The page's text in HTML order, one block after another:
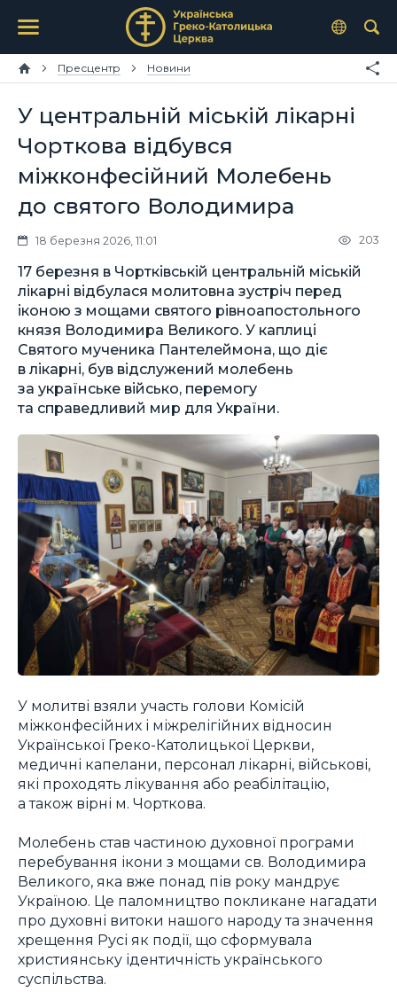
Пресцентр Новини
У центральній міській лікарні
Чорткова відбувся
міжконфесійний Молебень
до святого Володимира
18 березня 2026, 11:01 203
17 березня в Чортківській центральній міській
лікарні відбулася молитовна зустріч перед
іконою з мощами святого рівноапостольного
князя Володимира Великого. У каплиці
Святого мученика Пантелеймона, що діє
в лікарні, був відслужений молебень
за українське військо, перемогу
та справедливий мир для України.
У молитві взяли участь голови Комісій
міжконфесійних і міжрелігійних відносин
Української Греко-Католицької Церкви,
медичні капелани, персонал лікарні, військові,
які проходять лікування або реабілітацію,
а також вірні м. Чорткова.
Молебень став частиною духовної програми
перебування ікони з мощами св. Володимира
Великого, яка вже понад пів року мандрує
Україною. Це паломництво покликане нагадати
про духовні витоки нашого народу та значення
хрещення Русі як події, що сформувала
християнську ідентичність українського
суспільства.